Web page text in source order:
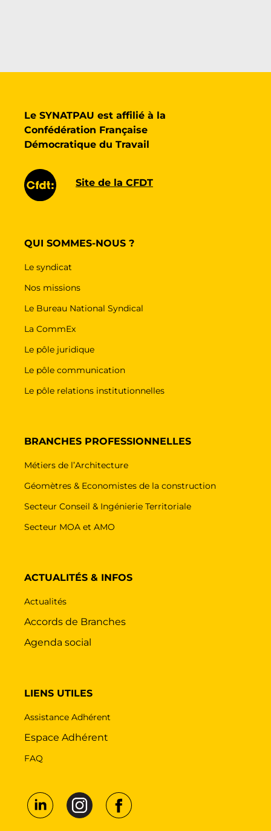
Le SYNATPAU est affilié à la
Confédération Française
Démocratique du Travail
Site de la CFDT
QUI SOMMES-NOUS ?
Le syndicat
Nos missions
Le Bureau National Syndical
La CommEx
Le pôle juridique
Le pôle communication
Le pôle relations institutionnelles
BRANCHES PROFESSIONNELLES
Métiers de l’Architecture
Géomètres & Economistes de la construction
Secteur Conseil & Ingénierie Territoriale
Secteur MOA et AMO
ACTUALITÉS & INFOS
Actualités
Accords de Branches
Agenda social
LIENS UTILES
Assistance Adhérent
Espace Adhérent
FAQ